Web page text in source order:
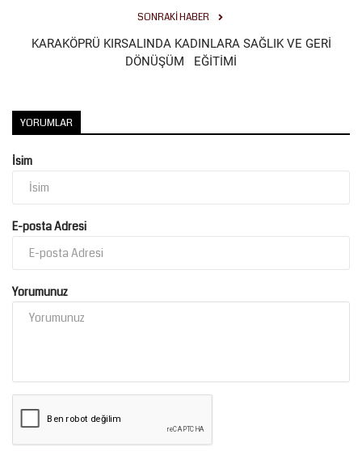
SONRAKI HABER
KARAKÖPRÜ KIRSALINDA KADINLARA SAĞLIK VE GERİ
DÖNÜŞÜM EĞİTİMİ
YORUMLAR
İsim
E-posta Adresi
Yorumunuz